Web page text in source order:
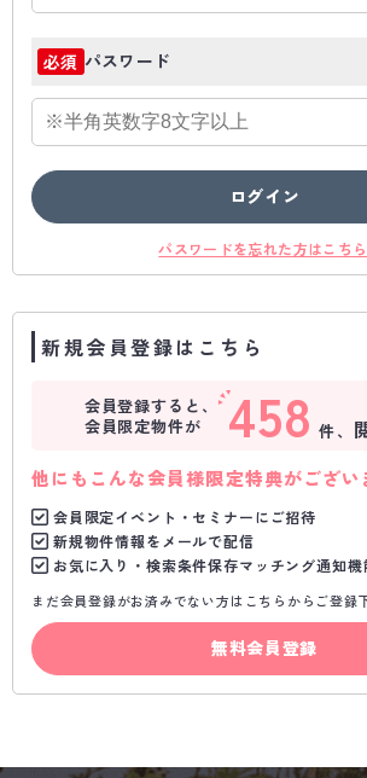
必須 パスワード
ログイン
パスワードを忘れた方はこち
新規会員登録はこちら
会員登録すると、
会員限定物件が
458 件、
他にもこんな会員様限定特典がござい
会員限定イベント・セミナーにご招待
新規物件情報をメールで配信
お気に入り・検索条件保存マッチング通知機
まだ会員登録がお済みでない方はこちらからご登録
無料会員登録